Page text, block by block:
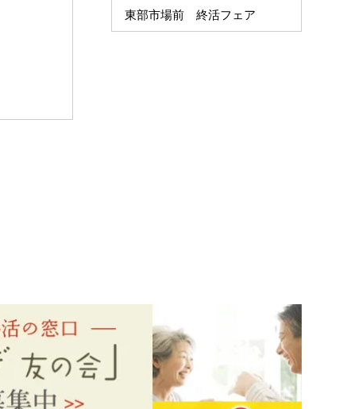
東部市場前 終活フェア